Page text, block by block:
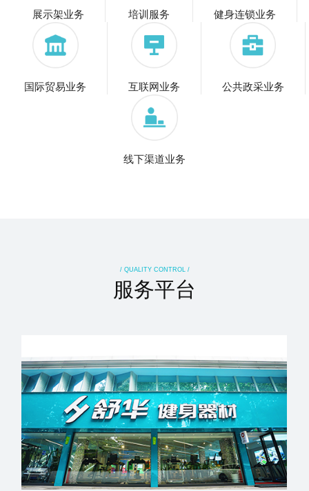
展示架业务 培训服务 健身连锁业务
国际贸易业务 互联网业务 公共政采业务
线下渠道业务
/ QUALITY CONTROL /
服务平台